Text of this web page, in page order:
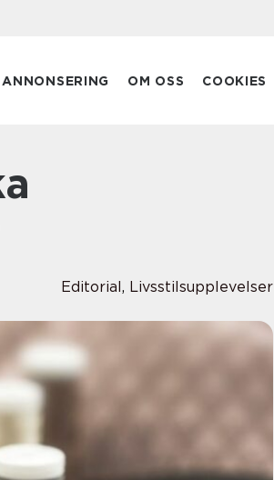
ANNONSERING OM OSS COOKIES
Editorial, Livsstilsupplevelser